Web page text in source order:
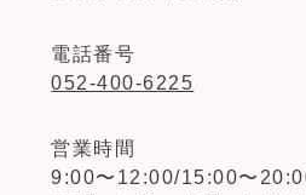
電話番号
052-400-6225
営業時間
9:00〜12:00/15:00〜